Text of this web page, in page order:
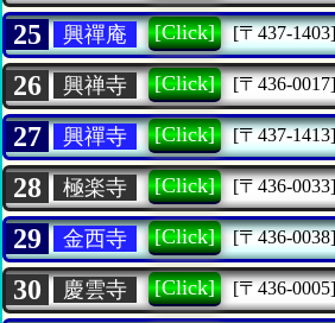
25 興禪庵 [Click] [〒437-1403]
26 興禅寺 [Click] [〒436-0017]
27 興禪寺 [Click] [〒437-1413]
28 極楽寺 [Click] [〒436-0033]
29 金西寺 [Click] [〒436-0038]
30 慶雲寺 [Click] [〒436-0005]